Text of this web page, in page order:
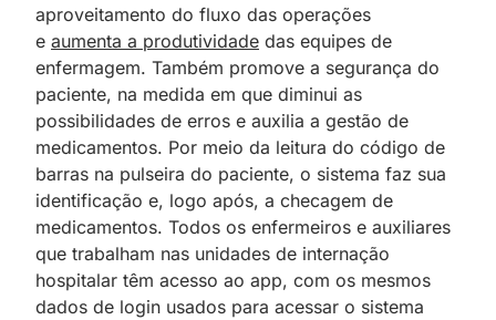
aproveitamento do fluxo das operações
e aumenta a produtividade das equipes de
enfermagem. Também promove a segurança do
paciente, na medida em que diminui as
possibilidades de erros e auxilia a gestão de
medicamentos. Por meio da leitura do código de
barras na pulseira do paciente, o sistema faz sua
identificação e, logo após, a checagem de
medicamentos. Todos os enfermeiros e auxiliares
que trabalham nas unidades de internação
hospitalar têm acesso ao app, com os mesmos
dados de login usados para acessar o sistema